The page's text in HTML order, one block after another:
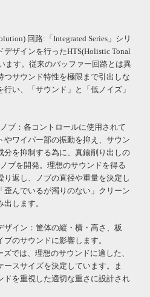
回路:「Integrated Series」シリ
デザインを行ったHTS(Holistic Tonal
ます。従来のバッファー回路とは異
つサウンド特性を極限まで引出しな
い、「サウンド」と「低ノイズ」
ブ：各コントロールに使用されて
やワイパー部の振動を抑え、サウン
分を抑制する為に、真鍮削り出しの
ブを開発。理想のサウンドを得る
り返し、ノブの直径や重量を決定し
歪んでいるが濁りのない」クリーン
します。
ザイン：筐体の縦・横・高さ、板
のサウンドに影響します。
ズでは、理想のサウンドに適した、
スサイズを決定しています。ま
ドを重視した適切な重さに設計され